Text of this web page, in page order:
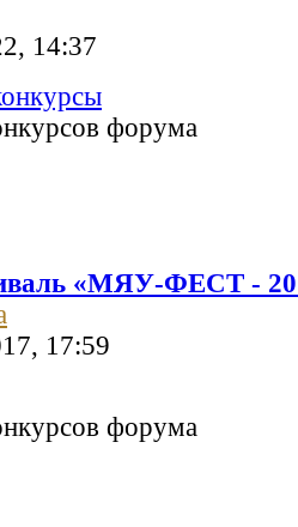
14:37
форума
«МЯУ-ФЕСТ -
17:59
форума